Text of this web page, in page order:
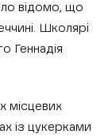
відомо, що
Школярі
Геннадія
місцевих
із цукерками